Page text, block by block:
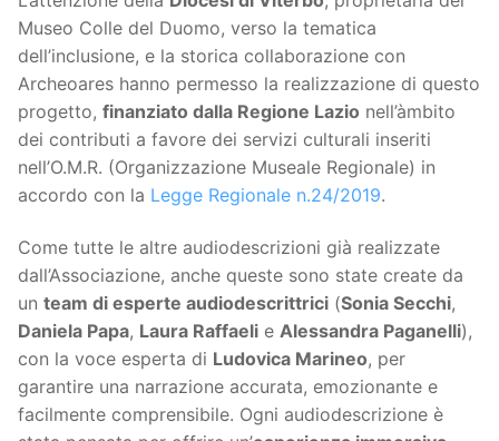
Museo Colle del Duomo, verso la tematica
dell’inclusione, e la storica collaborazione con
Archeoares hanno permesso la realizzazione di questo
progetto, finanziato dalla Regione Lazio nell’àmbito
dei contributi a favore dei servizi culturali inseriti
nell’O.M.R. (Organizzazione Museale Regionale) in
accordo con la Legge Regionale n.24/2019.
Come tutte le altre audiodescrizioni già realizzate
dall’Associazione, anche queste sono state create da
un team di esperte audiodescrittrici (Sonia Secchi,
Daniela Papa, Laura Raffaeli e Alessandra Paganelli),
con la voce esperta di Ludovica Marineo, per
garantire una narrazione accurata, emozionante e
facilmente comprensibile. Ogni audiodescrizione è